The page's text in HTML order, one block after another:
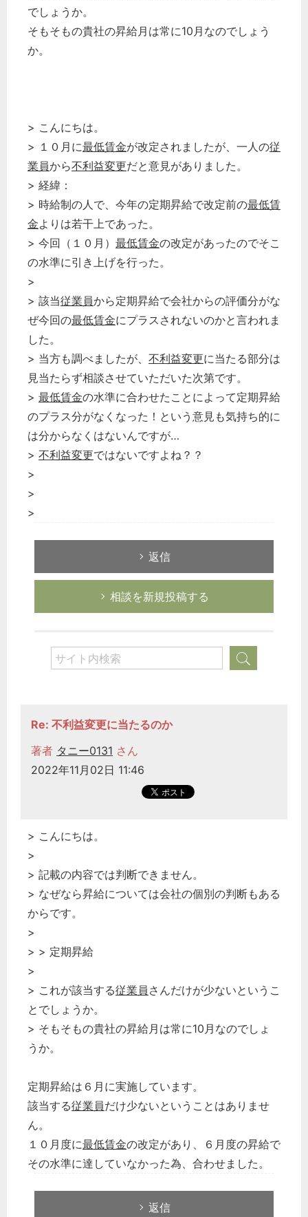
でしょうか。
そもそもの貴社の昇給月は常に10月なのでしょう
か。
> こんにちは。
> １０月に最低賃金が改定されましたが、一人の従
業員から不利益変更だと意見がありました。
> 経緯：
> 時給制の人で、今年の定期昇給で改定前の最低賃
金よりは若干上であった。
> 今回（１０月） 最低賃金の改定があったのでそこ
の水準に引き上げを行った。
>
> 該当従業員から定期昇給で会社からの評価分がな
ぜ今回の最低賃金にプラスされないのかと言われま
した。
> 当方も調べましたが、 不利益変更に当たる部分は
見当たらず相談させていただいた次第です。
> 最低賃金の水準に合わせたことによって定期昇給
のプラス分がなくなった！という意見も気持ち的に
は分からなくはないんですが…
> 不利益変更ではないですよね？？
>
>
>
返信
相談を新規投稿する
Re: 不利益変更に当たるのか
著者 タニー0131 さん
2022年11月02日 11:46
> こんにちは。
>
> 記載の内容では判断できません。
> なぜなら昇給については会社の個別の判断もある
からです。
>
> > 定期昇給
>
> これが該当する従業員 さんだけが少ないというこ
とでしょうか。
> そもそもの貴社の昇給月は常に10月なのでしょ
うか。
定期昇給は６月に実施しています。
該当する従業員だけ少ないということはありませ
ん。
１０月度に最低賃金の改定があり、６月度の昇給で
その水準に達していなかった為、合わせました。
返信